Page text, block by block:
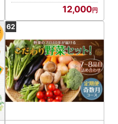
12,000